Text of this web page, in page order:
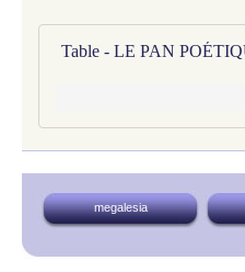
Table - LE PAN
megalesia